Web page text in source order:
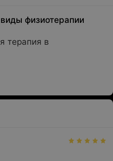
физиотерапии
терапия в